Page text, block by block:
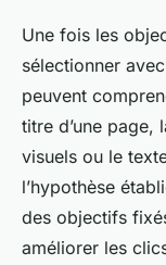
Une fois les
sélectionner
peuvent
titre d’une
visuels ou le
l’hypothèse
des objectifs
améliorer les